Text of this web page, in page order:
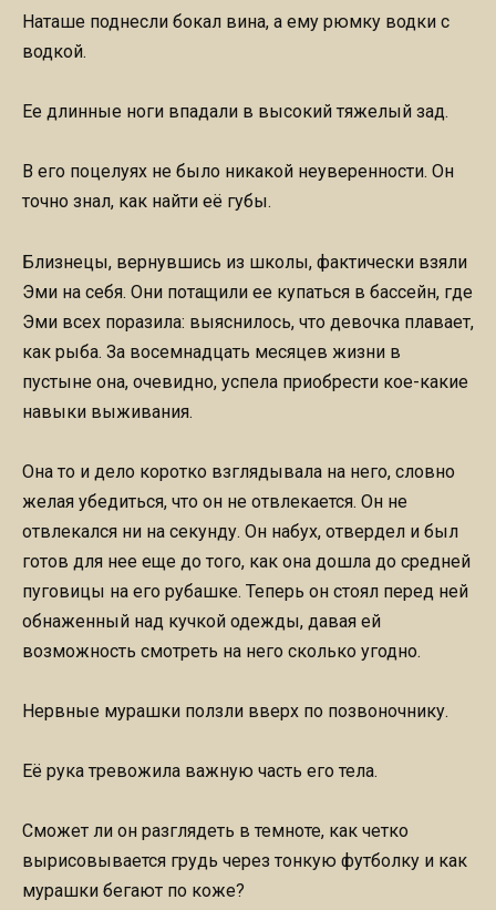
Наташе поднесли бокал вина, а ему рюмку водки с
водкой.
Ее длинные ноги впадали в высокий тяжелый зад.
В его поцелуях не было никакой неуверенности. Он
точно знал, как найти её губы.
Близнецы, вернувшись из школы, фактически взяли
Эми на себя. Они потащили ее купаться в бассейн, где
Эми всех поразила: выяснилось, что девочка плавает,
как рыба. За восемнадцать месяцев жизни в
пустыне она, очевидно, успела приобрести кое-какие
навыки выживания.
Она то и дело коротко взглядывала на него, словно
желая убедиться, что он не отвлекается. Он не
отвлекался ни на секунду. Он набух, отвердел и был
готов для нее еще до того, как она дошла до средней
пуговицы на его рубашке. Теперь он стоял перед ней
обнаженный над кучкой одежды, давая ей
возможность смотреть на него сколько угодно.
Нервные мурашки ползли вверх по позвоночнику.
Её рука тревожила важную часть его тела.
Сможет ли он разглядеть в темноте, как четко
вырисовывается грудь через тонкую футболку и как
мурашки бегают по коже?